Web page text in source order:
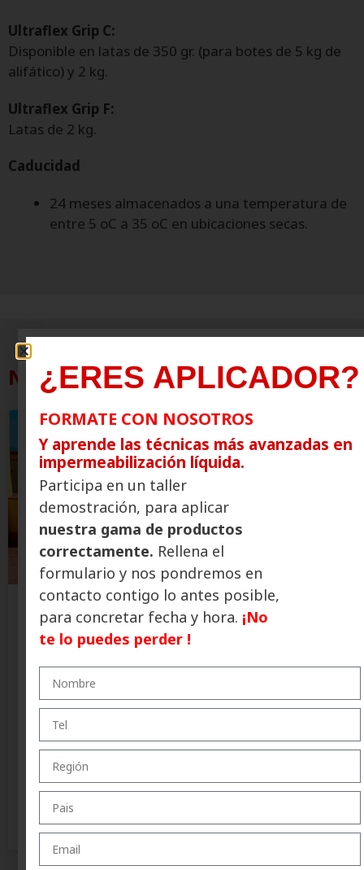
Ultraflex Grip C:
Disponible en latas de 350 gr. (para botes de 5 kg de
alifático) y 2 kg.
Ultraflex Grip F:
Latas de 2 kg.
Caducidad
24 meses almacenados a una temperatura de
entre 5 oC a 35 oC en ubicaciones secas.
News
Vacaciones sin sorpresas: la
impermeabilización, la mejor
aliada para proteger la vivienda
durante el verano
cubiertas y puntos críticos antes de marcharse de
vacaciones. Una correcta impermeabilización ayuda
+
¿ERES APLICADOR?
FORMATE CON NOSOTROS
Y aprende las técnicas más avanzadas en
impermeabilización líquida.
Participa en un taller
demostración, para aplicar
nuestra gama de productos
correctamente. Rellena el
formulario y nos pondremos en
contacto contigo lo antes posible,
para concretar fecha y hora. ¡No
te lo puedes perder !